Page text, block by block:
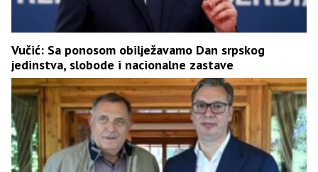
Vučić: Sa ponosom obilježavamo Dan srpskog
jedinstva, slobode i nacionalne zastave